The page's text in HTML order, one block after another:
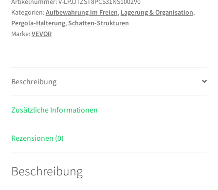
x
142
mm
Stk.3-
Hochleistungs-
&
Pfostenträger,
Kategorien:Aufbewahrung im Freien, Lagerung & Organisation,
Pergola-Halterung,Schatten-Strukturen
Marke:VEVOR
Beschreibung
Zusätzliche Informationen
Rezensionen (0)
Beschreibung